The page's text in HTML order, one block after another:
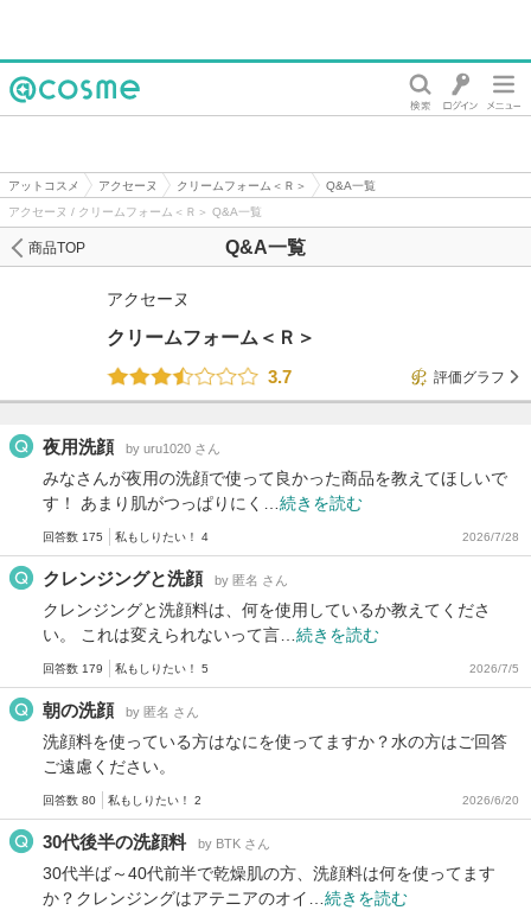
アットコスメ アクセーヌ クリームフォーム＜Ｒ＞
Q&A一覧
アクセーヌ / クリームフォーム＜Ｒ＞ Q&A一覧
Q&A一覧
商品TOP
アクセーヌ
クリームフォーム＜Ｒ＞
3.7
評価グラフ
夜用洗顔 by uru1020 さん
みなさんが夜用の洗顔で使って良かった商品を教えてほしいで
す！ あまり肌がつっぱりにく… 続きを読む
回答数 175 私もしりたい！ 4 2026/7/28
クレンジングと洗顔 by 匿名 さん
クレンジングと洗顔料は、何を使用しているか教えてくださ
い。 これは変えられないって言… 続きを読む
回答数 179 私もしりたい！ 5 2026/7/5
朝の洗顔 by 匿名 さん
洗顔料を使っている方はなにを使ってますか？水の方はご回答
ご遠慮ください。
回答数 80 私もしりたい！ 2 2026/6/20
30代後半の洗顔料 by BTK さん
30代半ば～40代前半で乾燥肌の方、洗顔料は何を使ってます
か？クレンジングはアテニアのオイ… 続きを読む